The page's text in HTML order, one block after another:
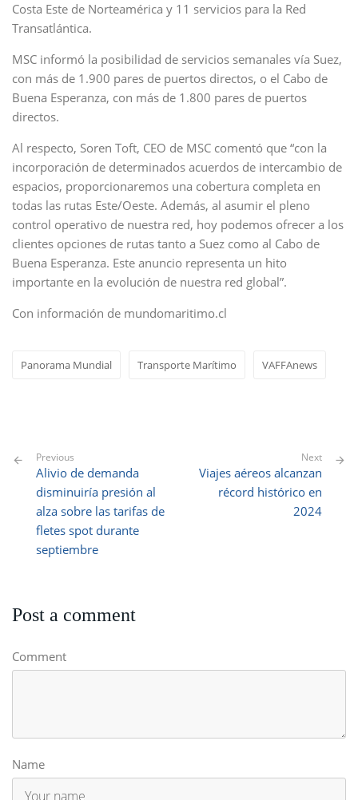
Costa Este de Norteamérica y 11 servicios para la Red
Transatlántica.
MSC informó la posibilidad de servicios semanales vía Suez,
con más de 1.900 pares de puertos directos, o el Cabo de
Buena Esperanza, con más de 1.800 pares de puertos
directos.
Al respecto, Soren Toft, CEO de MSC comentó que “con la
incorporación de determinados acuerdos de intercambio de
espacios, proporcionaremos una cobertura completa en
todas las rutas Este/Oeste. Además, al asumir el pleno
control operativo de nuestra red, hoy podemos ofrecer a los
clientes opciones de rutas tanto a Suez como al Cabo de
Buena Esperanza. Este anuncio representa un hito
importante en la evolución de nuestra red global”.
Con información de mundomaritimo.cl
Panorama Mundial Transporte Marítimo VAFFAnews
Previous
Alivio de demanda
disminuiría presión al
alza sobre las tarifas de
fletes spot durante
septiembre
Next
Viajes aéreos alcanzan
récord histórico en
2024
Post a comment
Comment
Name